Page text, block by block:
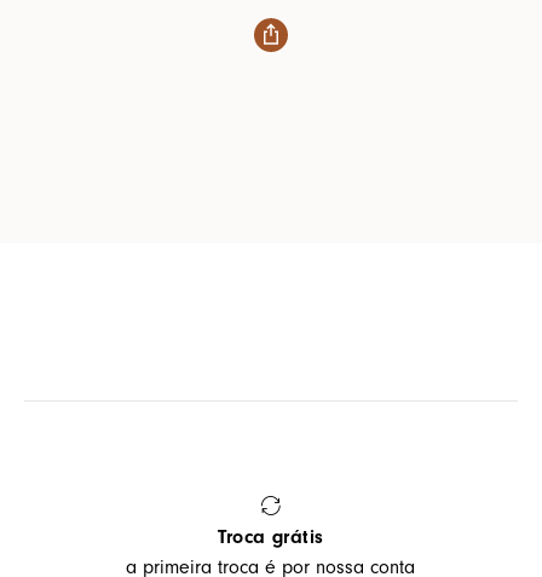
Troca grátis
a primeira troca é por nossa conta